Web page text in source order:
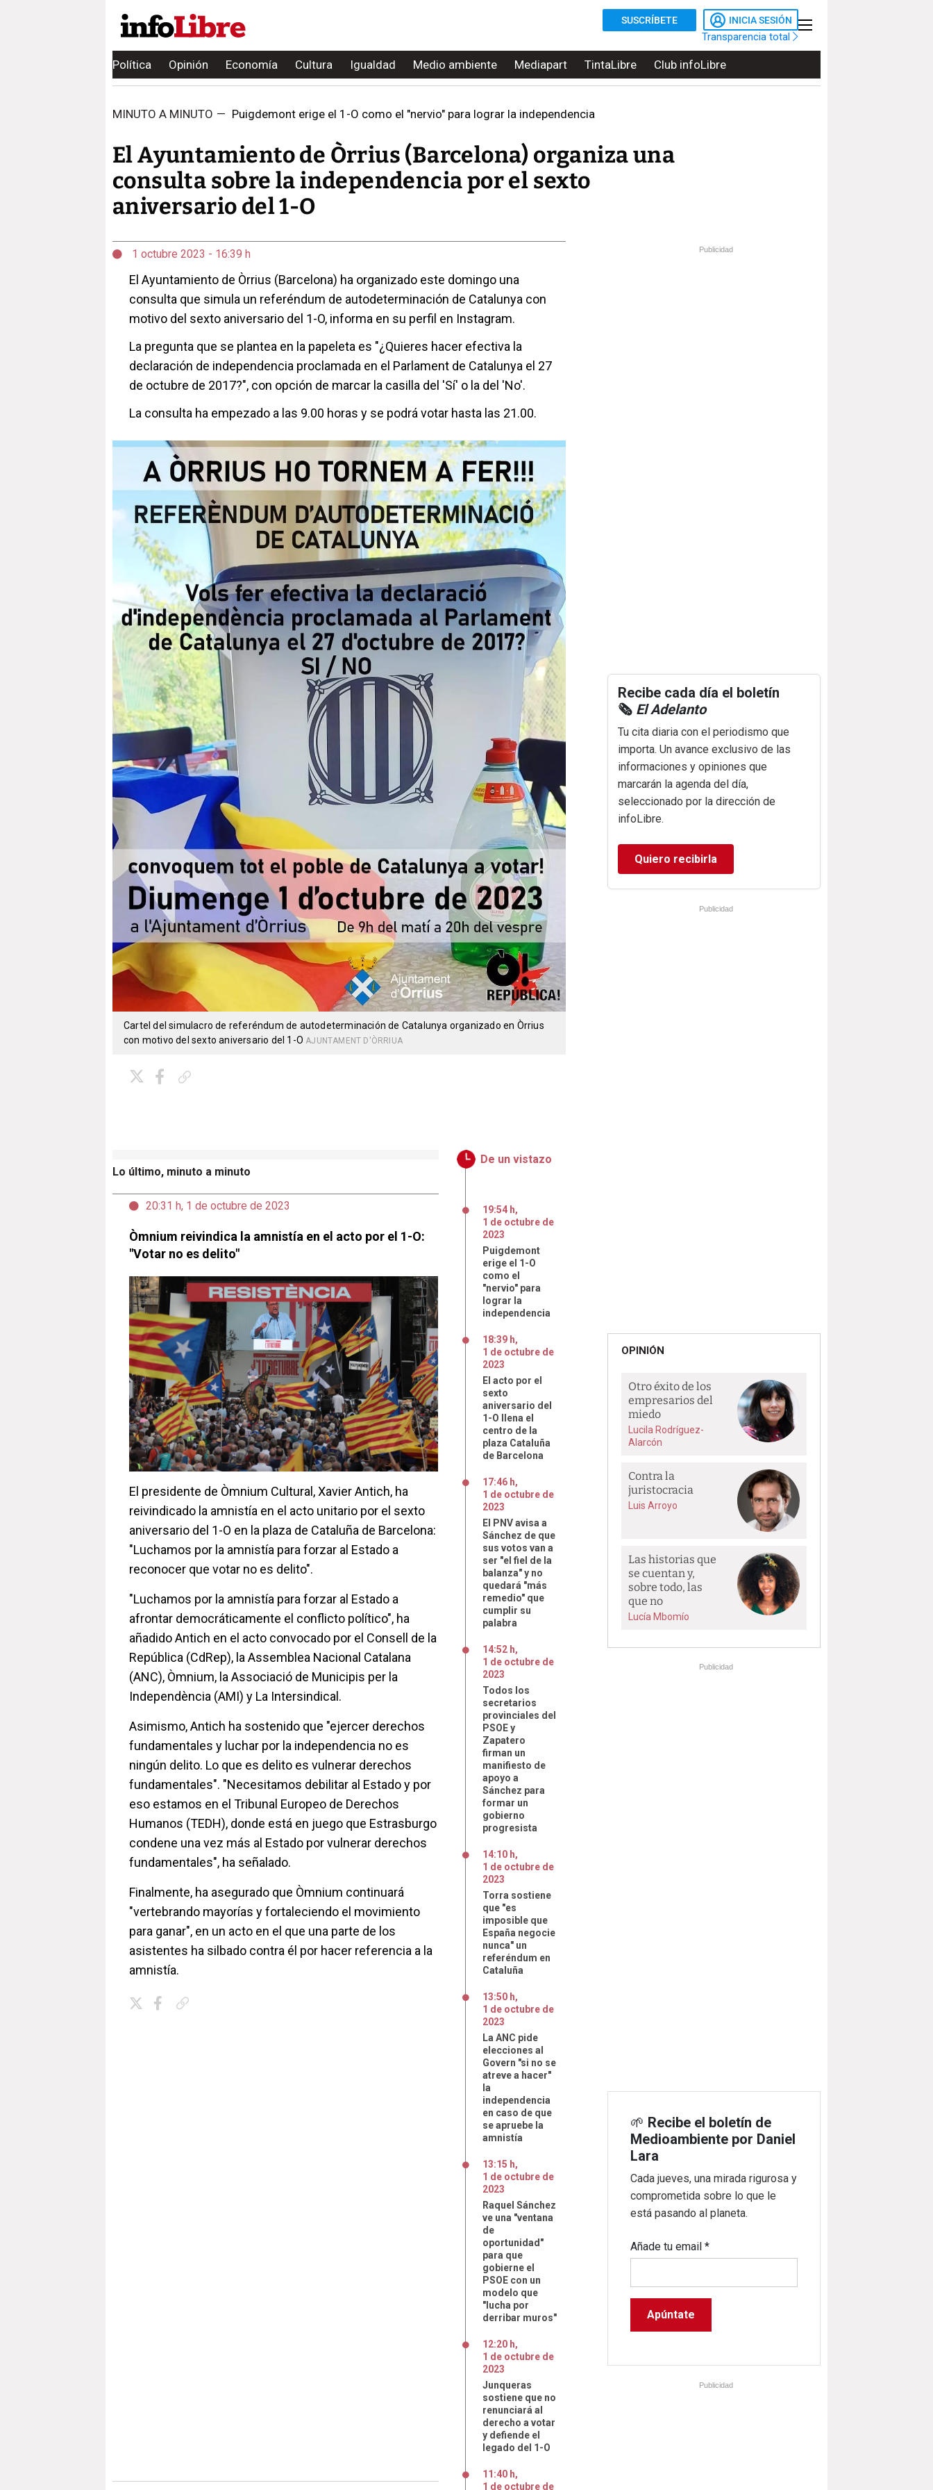
SUSCRÍBETE INICIA SESIÓN
Transparencia total
Política Opinión Economía Cultura Igualdad Medio ambiente Mediapart TintaLibre Club infoLibre
MINUTO A MINUTO — Puigdemont erige el 1-O como el "nervio" para lograr la independencia
El Ayuntamiento de Òrrius (Barcelona) organiza una
consulta sobre la independencia por el sexto
aniversario del 1-O
1 octubre 2023 - 16:39 h
El Ayuntamiento de Òrrius (Barcelona) ha organizado este domingo una
consulta que simula un referéndum de autodeterminación de Catalunya con
motivo del sexto aniversario del 1-O, informa en su perfil en Instagram.
La pregunta que se plantea en la papeleta es "¿Quieres hacer efectiva la
declaración de independencia proclamada en el Parlament de Catalunya el 27
de octubre de 2017?", con opción de marcar la casilla del 'Sí' o la del 'No'.
La consulta ha empezado a las 9.00 horas y se podrá votar hasta las 21.00.
Cartel del simulacro de referéndum de autodeterminación de Catalunya organizado en Òrrius
con motivo del sexto aniversario del 1-O AJUNTAMENT D'ÒRRIUA
Lo último, minuto a minuto
20:31 h, 1 de octubre de 2023
Òmnium reivindica la amnistía en el acto por el 1-O:
"Votar no es delito"
El presidente de Òmnium Cultural, Xavier Antich, ha
reivindicado la amnistía en el acto unitario por el sexto
aniversario del 1-O en la plaza de Cataluña de Barcelona:
"Luchamos por la amnistía para forzar al Estado a
reconocer que votar no es delito".
"Luchamos por la amnistía para forzar al Estado a
afrontar democráticamente el conflicto político", ha
añadido Antich en el acto convocado por el Consell de la
República (CdRep), la Assemblea Nacional Catalana
(ANC), Òmnium, la Associació de Municipis per la
Independència (AMI) y La Intersindical.
Asimismo, Antich ha sostenido que "ejercer derechos
fundamentales y luchar por la independencia no es
ningún delito. Lo que es delito es vulnerar derechos
fundamentales". "Necesitamos debilitar al Estado y por
eso estamos en el Tribunal Europeo de Derechos
Humanos (TEDH), donde está en juego que Estrasburgo
condene una vez más al Estado por vulnerar derechos
fundamentales", ha señalado.
Finalmente, ha asegurado que Òmnium continuará
"vertebrando mayorías y fortaleciendo el movimiento
para ganar", en un acto en el que una parte de los
asistentes ha silbado contra él por hacer referencia a la
amnistía.
De un vistazo
19:54 h,
1 de octubre de
2023
Puigdemont
erige el 1-O
como el
"nervio" para
lograr la
independencia
18:39 h,
1 de octubre de
2023
El acto por el
sexto
aniversario del
1-O llena el
centro de la
plaza Cataluña
de Barcelona
17:46 h,
1 de octubre de
2023
El PNV avisa a
Sánchez de que
sus votos van a
ser "el fiel de la
balanza" y no
quedará "más
remedio" que
cumplir su
palabra
14:52 h,
1 de octubre de
2023
Todos los
secretarios
provinciales del
PSOE y
Zapatero
firman un
manifiesto de
apoyo a
Sánchez para
formar un
gobierno
progresista
14:10 h,
1 de octubre de
2023
Torra sostiene
que "es
imposible que
España negocie
nunca" un
referéndum en
Cataluña
13:50 h,
1 de octubre de
2023
La ANC pide
elecciones al
Govern "si no se
atreve a hacer"
la
independencia
en caso de que
se apruebe la
amnistía
13:15 h,
1 de octubre de
2023
Raquel Sánchez
ve una "ventana
de
oportunidad"
para que
gobierne el
PSOE con un
modelo que
"lucha por
derribar muros"
12:20 h,
1 de octubre de
2023
Junqueras
sostiene que no
renunciará al
derecho a votar
y defiende el
legado del 1-O
11:40 h,
1 de octubre de
Publicidad
Recibe cada día el boletín
🗞️ El Adelanto
Tu cita diaria con el periodismo que
importa. Un avance exclusivo de las
informaciones y opiniones que
marcarán la agenda del día,
seleccionado por la dirección de
infoLibre.
Quiero recibirla
Publicidad
OPINIÓN
Otro éxito de los
empresarios del
miedo
Lucila Rodríguez-
Alarcón
Contra la
juristocracia
Luis Arroyo
Las historias que
se cuentan y,
sobre todo, las
que no
Lucía Mbomío
Publicidad
🌱 Recibe el boletín de
Medioambiente por Daniel
Lara
Cada jueves, una mirada rigurosa y
comprometida sobre lo que le
está pasando al planeta.
Añade tu email*
Publicidad